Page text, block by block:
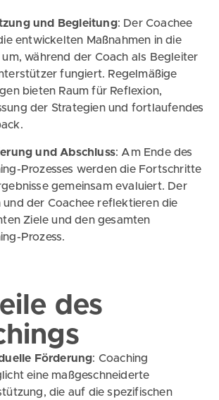
und Begleitung: Der Coachee
entwickelten Maßnahmen in die
um, während der Coach als Begleiter
fungiert. Regelmäßige
bieten Raum für Reflexion,
der Strategien und fortlaufendes
und Abschluss: Am Ende des
Prozesses werden die Fortschritte
gemeinsam evaluiert. Der
und der Coachee reflektieren die
Ziele und den gesamten
Prozess.
des
Förderung: Coaching
eine maßgeschneiderte
die auf die spezifischen